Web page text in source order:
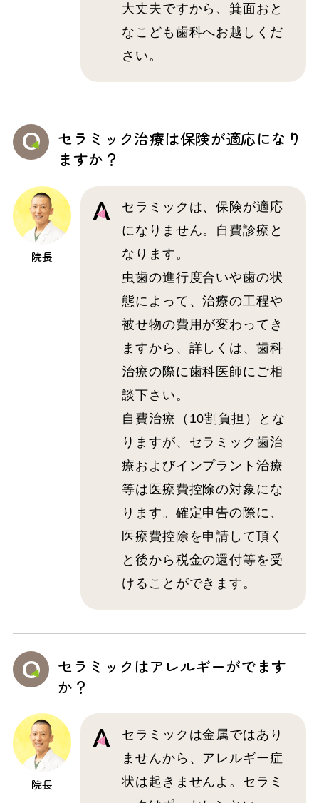
大丈夫ですから、箕面おと
なこども歯科へお越しくだ
さい。
セラミック治療は保険が適応になり
ますか？
院長
セラミックは、保険が適応
になりません。自費診療と
なります。
虫歯の進行度合いや歯の状
態によって、治療の工程や
被せ物の費用が変わってき
ますから、詳しくは、歯科
治療の際に歯科医師にご相
談下さい。
自費治療（10割負担）とな
りますが、セラミック歯治
療およびインプラント治療
等は医療費控除の対象にな
ります。確定申告の際に、
医療費控除を申請して頂く
と後から税金の還付等を受
けることができます。
セラミックはアレルギーがでます
か？
院長
セラミックは金属ではあり
ませんから、アレルギー症
状は起きませんよ。セラミ